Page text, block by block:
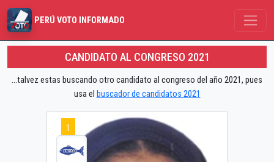
PERÚ VOTO INFORMADO
CANDIDATO AL CONGRESO 2021
...talvez estas buscando otro candidato al congreso del año 2021, pues
usa el buscador de candidatos 2021
1